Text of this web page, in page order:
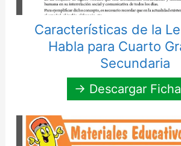
Características de la
Habla para Cuarto
Secundaria
→ Descargar